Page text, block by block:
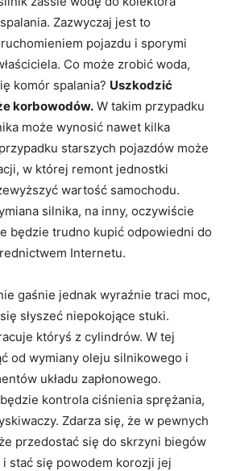
Zazwyczaj jest to
pojazdu i sporymi
Co może zrobić woda,
komór spalania? Uszkodzić
korbowodów. W takim przypadku
może wynosić nawet kilka
starszych pojazdów może
w której remont jednostki
wartość samochodu.
silnika, na inny, oczywiście
będzie trudno kupić odpowiedni do
Internetu.
gaśnie jednak wyraźnie traci moc,
słyszeć niepokojące stuki.
któryś z cylindrów. W tej
od wymiany oleju silnikowego i
układu zapłonowego.
kontrola ciśnienia sprężania,
Zdarza się, że w pewnych
przedostać się do skrzyni biegów
stać się powodem korozji jej